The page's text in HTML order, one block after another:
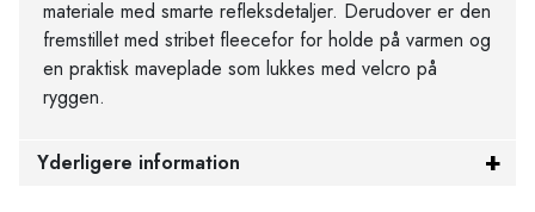
materiale med smarte refleksdetaljer. Derudover er den
fremstillet med stribet fleecefor for holde på varmen og
en praktisk maveplade som lukkes med velcro på
ryggen.
Yderligere information